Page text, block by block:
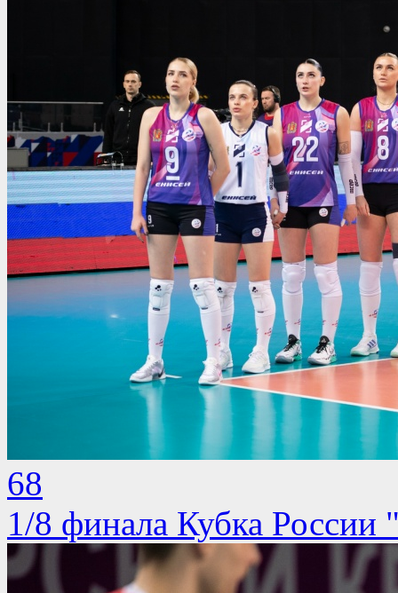
68
1/8 финала Кубка